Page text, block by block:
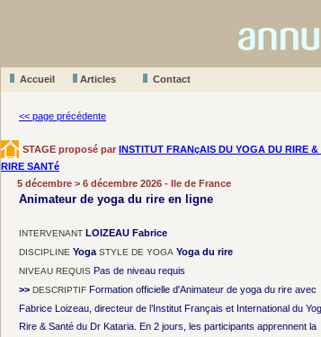
Accueil Articles Contact
<< page précédente
STAGE proposé par INSTITUT FRANçAIS DU YOGA DU RIRE &
RIRE SANTé
5 décembre > 6 décembre 2026 - Ile de France
Animateur de yoga du rire en ligne
INTERVENANT LOIZEAU Fabrice
DISCIPLINE Yoga STYLE DE YOGA Yoga du rire
NIVEAU REQUIS Pas de niveau requis
>> DESCRIPTIF Formation officielle d'Animateur de yoga du rire avec
Fabrice Loizeau, directeur de l’Institut Français et International du
Rire & Santé du Dr Kataria. En 2 jours, les participants apprennent la